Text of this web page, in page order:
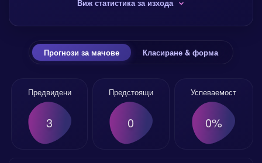
Виж статистика за изхода
Прогнози за мачове Класиране & форма
Предвидени
3
Предстоящи
0
Успеваемост
0%